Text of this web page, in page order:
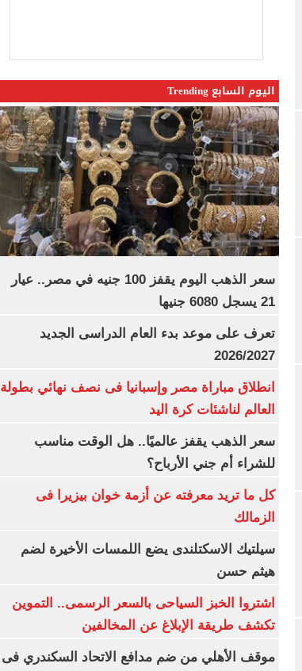
اليوم السابع Trending
سعر الذهب اليوم يقفز 100 جنيه في مصر.. عيار
21 يسجل 6080 جنيها
تعرف على موعد بدء العام الدراسى الجديد
2026/2027
انطلاق مباراة مصر وإسبانيا فى نصف نهائي بطولة
العالم لناشئات كرة اليد
سعر الذهب يقفز عالميًا.. هل الوقت مناسب
للشراء أم جني الأرباح؟
كل ما تريد معرفته عن أزمة خوان بيزيرا فى
الزمالك
سيلتيك الاسكتلندى يضع اللمسات الأخيرة لضم
هيثم حسن
اشتروا الخبز السياحى بالسعر الرسمى.. التموين
تكشف طريقة الإبلاغ عن المخالفين
موقف الأهلي من ضم مدافع الاتحاد السكندري فى